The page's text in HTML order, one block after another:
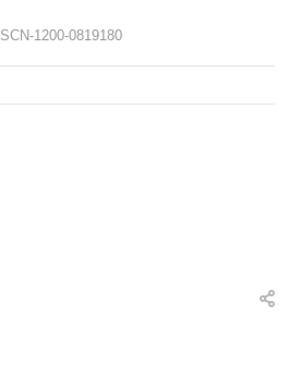
SCN-1200-0819180